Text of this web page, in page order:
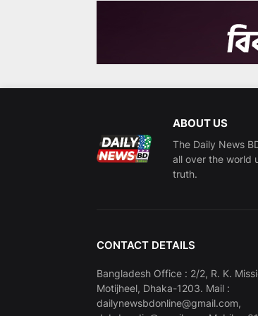
ABOUT US
The Daily News
all over the world
truth.
CONTACT DETAILS
Bangladesh Office : 2/2, R. K.
Motijheel, Dhaka-1203. Mail :
dailynewsbdonline@gmail.com,